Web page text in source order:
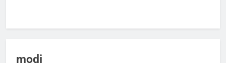
modi